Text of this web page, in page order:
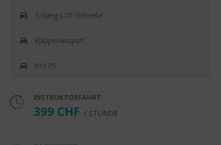
7-Gang-LDF-Getriebe
Klappenauspuff
610 PS
INSTRUKTORFAHRT
399 CHF / STUNDE